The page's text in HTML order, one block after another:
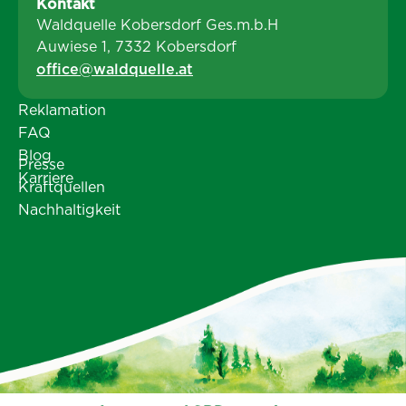
Burgenland mehrere
Paletten Mineralwasser
für
Obdachloseneinrichtungen
zur Verfügung.
Kontakt
Waldquelle Kobersdorf Ges.m.b.H
Auwiese 1, 7332 Kobersdorf
office@waldquelle.at
Reklamation
FAQ
Blog
Karriere
Presse
Kraftquellen
Nachhaltigkeit